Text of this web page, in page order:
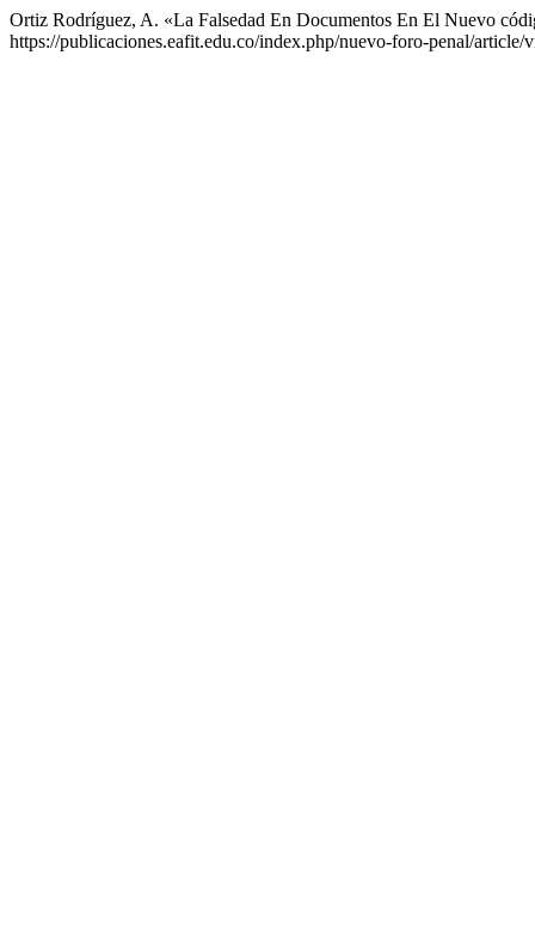
Ortiz Rodríguez, A. «La Falsedad En Documentos En El Nuevo
https://publicaciones.eafit.edu.co/index.php/nuevo-foro-penal/article/